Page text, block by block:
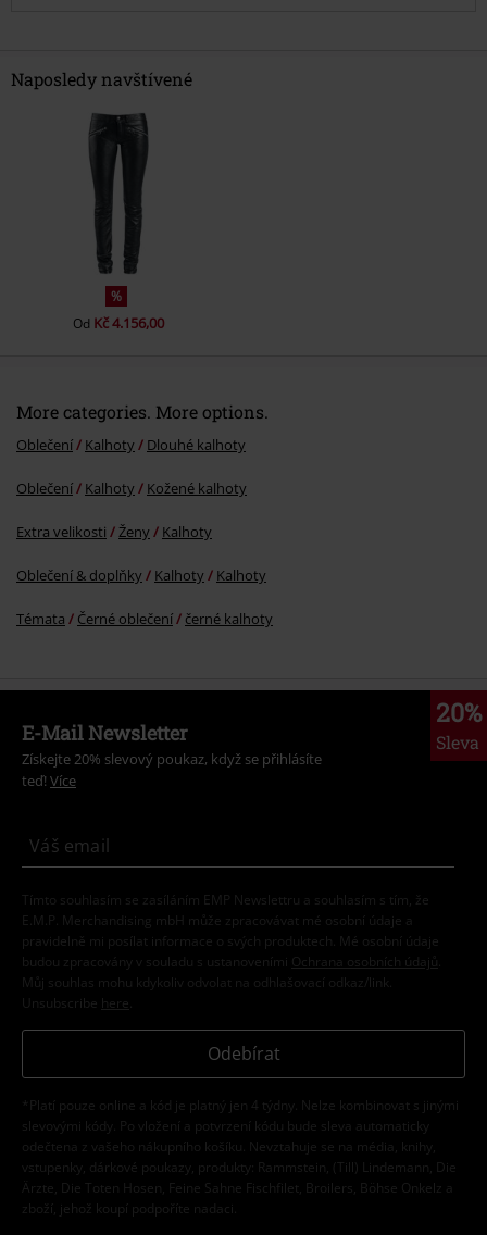
Odeslat komentář
Naposledy navštívené
%
Od Kč 4.156,00
More categories. More options.
Oblečení Kalhoty Dlouhé kalhoty
Oblečení Kalhoty Kožené kalhoty
Extra velikosti Ženy Kalhoty
Oblečení & doplňky Kalhoty Kalhoty
Témata Černé oblečení černé kalhoty
20%
Sleva
E-Mail Newsletter
Získejte 20% slevový poukaz, když se přihlásíte
teď! Více
Tímto souhlasím se zasíláním EMP Newslettru a souhlasím s tím, že
E.M.P. Merchandising mbH může zpracovávat mé osobní údaje a
pravidelně mi posílat informace o svých produktech. Mé osobní údaje
budou zpracovány v souladu s ustanoveními
Ochrana osobních údajů
Můj souhlas mohu kdykoliv odvolat na odhlašovací odkaz/link.
Unsubscribe here
Odebírat
*Platí pouze online a kód je platný jen 4 týdny. Nelze kombinovat s jinými
slevovými kódy. Po vložení a potvrzení kódu bude sleva automaticky
odečtena z vašeho nákupního košíku. Nevztahuje se na média, knihy,
vstupenky, dárkové poukazy, produkty: Rammstein, (Till) Lindemann, Die
Ärzte, Die Toten Hosen, Feine Sahne Fischfilet, Broilers, Böhse Onkelz a
zboží, jehož koupí podpoříte nadaci.